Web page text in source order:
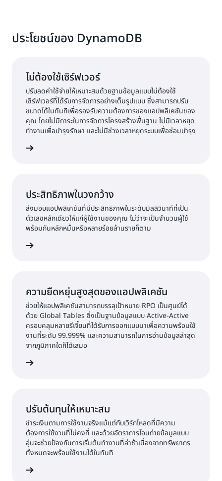
ประโยชน์ของ DynamoDB
ไม่ต้องใช้เซิร์ฟเวอร์
ปรับลดค่าใช้จ่ายให้เหมาะสมด้วยฐานข้อมูลแบบไม่ต้องใช้
เซิร์ฟเวอร์ที่ได้รับการจัดการอย่างเต็มรูปแบบ ซึ่งสามารถปรับ
ขนาดได้ในทันทีเพื่อรองรับความต้องการของแอปพลิเคชันของ
คุณ โดยไม่มีภาระในการจัดการโครงสร้างพื้นฐาน ไม่มีเวลาหยุด
ทำงานเพื่อบำรุงรักษา และไม่มีช่วงเวลาหยุดระบบเพื่อซ่อมบำรุง
ประสิทธิภาพในวงกว้าง
ส่งมอบแอปพลิเคชันที่มีประสิทธิภาพในระดับมิลลิวินาทีที่เป็น
ตัวเลขหลักเดียวให้แก่ผู้ใช้งานของคุณ ไม่ว่าจะเป็นจำนวนผู้ใช้
พร้อมกันหลักหมื่นหรือหลายร้อยล้านรายก็ตาม
ความยืดหยุ่นสูงสุดของแอปพลิเคชัน
ช่วยให้แอปพลิเคชันสามารถบรรลุเป้าหมาย RPO เป็นศูนย์ได้
ด้วย Global Tables ซึ่งเป็นฐานข้อมูลแบบ Active-Active
ครอบคลุมหลายรีเจี้ยนที่ได้รับการออกแบบมาเพื่อความพร้อมใช้
งานที่ระดับ 99.999% และความสามารถในการอ่านข้อมูลล่าสุด
จากภูมิภาคใดก็ได้เสมอ
ปรับต้นทุนให้เหมาะสม
ชำระเงินตามการใช้งานจริงแม้แต่กับเวิร์กโหลดที่มีความ
ต้องการใช้งานที่ไม่คงที่ และด้วยอัตราการโอนถ่ายข้อมูลแบบ
อุ่นจะช่วยป้องกันการเริ่มต้นทำงานที่ล่าช้าเนื่องจากทรัพยากร
ทั้งหมดจะพร้อมใช้งานได้ในทันที